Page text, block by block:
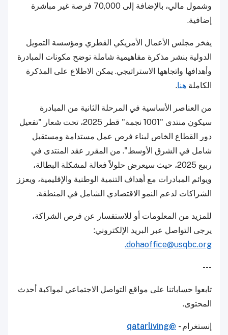
وشمول مالي، بالإضافة إلى 70,000 فرصة غير مباشرة
إضافية.
يفخر مجلس الأعمال الأمريكي القطري ومؤسسة التمويل
الدولية بنشر مذكرة مفاهيمية شاملة توضح مكونات المبادرة
وأهدافها واتجاهها الاستراتيجي. يمكن الاطلاع على المذكرة
الكاملة هنا.
من العناصر الأساسية في المرحلة الثانية من المبادرة
سيكون منتدى "1001 نجمة" قطر 2025، تحت شعار "تفعيل
دور القطاع الخاص لبناء فرص عمل مستدامة ومستقبل
شامل في الشرق الأوسط". من المقرر عقد المنتدى في
ربيع 2025، حيث سيعرض حلولاً فعالة لمشكلة البطالة،
ويوائم المبادرات مع أهداف التنمية الوطنية والإقليمية، ويعزز
الشراكات لدعم النمو الاقتصادي الشامل في المنطقة.
للمزيد من المعلومات أو للاستفسار عن فرص الشراكة،
يرجى التواصل عبر البريد الإلكتروني:
dohaoffice@usqbc.org.
---
تابعوا حساباتنا على مواقع التواصل الاجتماعي لمواكبة أحدث
المحتوى.
إنستغرام - @qatarliving